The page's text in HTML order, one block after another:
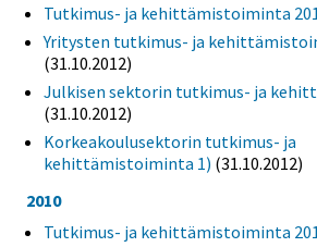
Tutkimus- ja kehittämistoiminta
Yritysten tutkimus- ja
(31.10.2012)
Julkisen sektorin tutkimus- ja
(31.10.2012)
Korkeakoulusektorin tutkimus- ja
kehittämistoiminta 1) (31.10.2012)
2010
Tutkimus- ja kehittämistoiminta